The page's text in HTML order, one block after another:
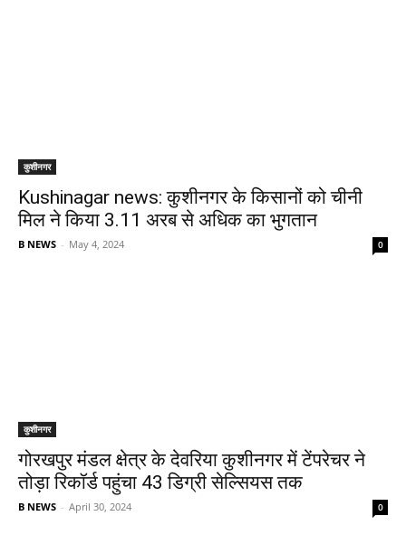
कुशीनगर
Kushinagar news: कुशीनगर के किसानों को चीनी
मिल ने किया 3.11 अरब से अधिक का भुगतान
B NEWS - May 4, 2024 0
कुशीनगर
गोरखपुर मंडल क्षेत्र के देवरिया कुशीनगर में टेंपरेचर ने
तोड़ा रिकॉर्ड पहुंचा 43 डिग्री सेल्सियस तक
B NEWS - April 30, 2024 0